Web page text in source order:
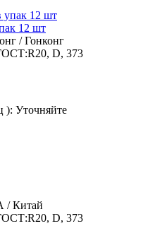
12 шт
/ Гонконг
R20, D, 373
): Уточняйте
Китай
R20, D, 373